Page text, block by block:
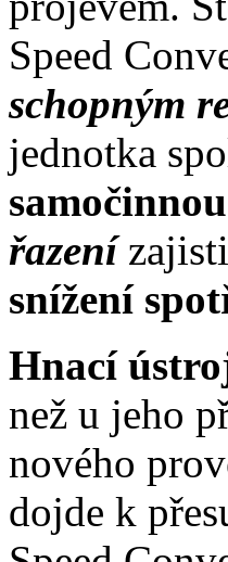
Speed
schopným
jednotka
řazení
snížení
Hnací
než u jeho
nového
dojde k